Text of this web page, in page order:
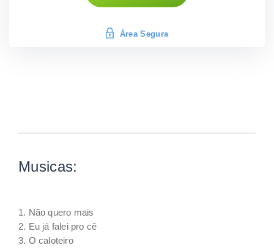
Área Segura
Musicas:
1. Não quero mais
2. Eu já falei pro cê
3. O caloteiro